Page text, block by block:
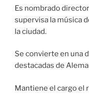
Es nombrado
supervisa la música
la ciudad.
Se convierte en una
destacadas de
Mantiene el cargo el